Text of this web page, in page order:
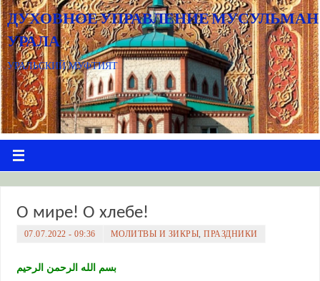
ДУХОВНОЕ УПРАВЛЕНИЕ МУСУЛЬМАН
УРАЛА
УРАЛЬСКИЙ МУФТИЯТ
О мире! О хлебе!
07.07.2022 - 09:36 МОЛИТВЫ И ЗИКРЫ,ПРАЗДНИКИ
بسم الله الرحمن الرحيم